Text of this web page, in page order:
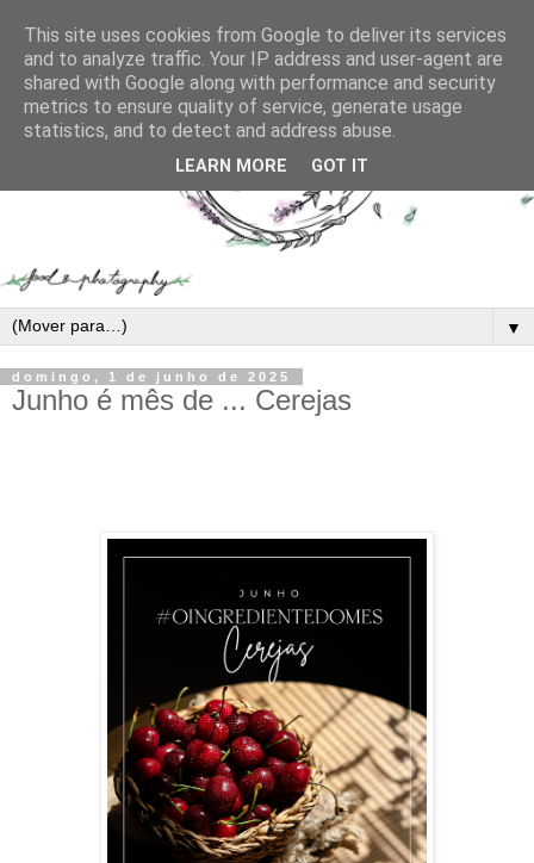
▼
domingo, 1 de junho de 2025
Junho é mês de ... Cerejas
This site uses cookies from Google to deliver its services
and to analyze traffic. Your IP address and user-agent are
shared with Google along with performance and security
metrics to ensure quality of service, generate usage
statistics, and to detect and address abuse.
LEARN MORE GOT IT